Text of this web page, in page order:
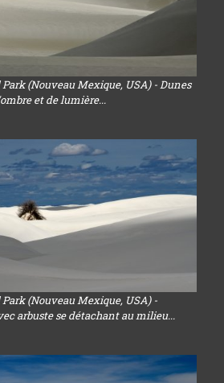
(Nouveau Mexique, USA) - Dunes
et de lumière...
(Nouveau Mexique, USA) -
arbuste se détachant au milieu...